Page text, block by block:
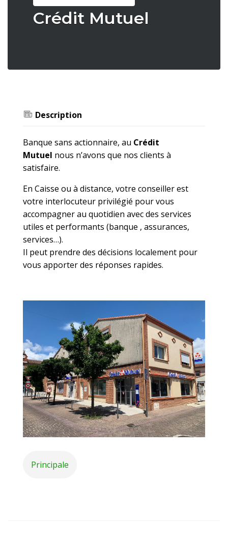
Crédit Mutuel
Description
Banque sans actionnaire, au Crédit
Mutuel nous n’avons que nos clients à
satisfaire.
En Caisse ou à distance, votre conseiller est
votre interlocuteur privilégié pour vous
accompagner au quotidien avec des services
utiles et performants (banque , assurances,
services…).
Il peut prendre des décisions localement pour
vous apporter des réponses rapides.
Principale